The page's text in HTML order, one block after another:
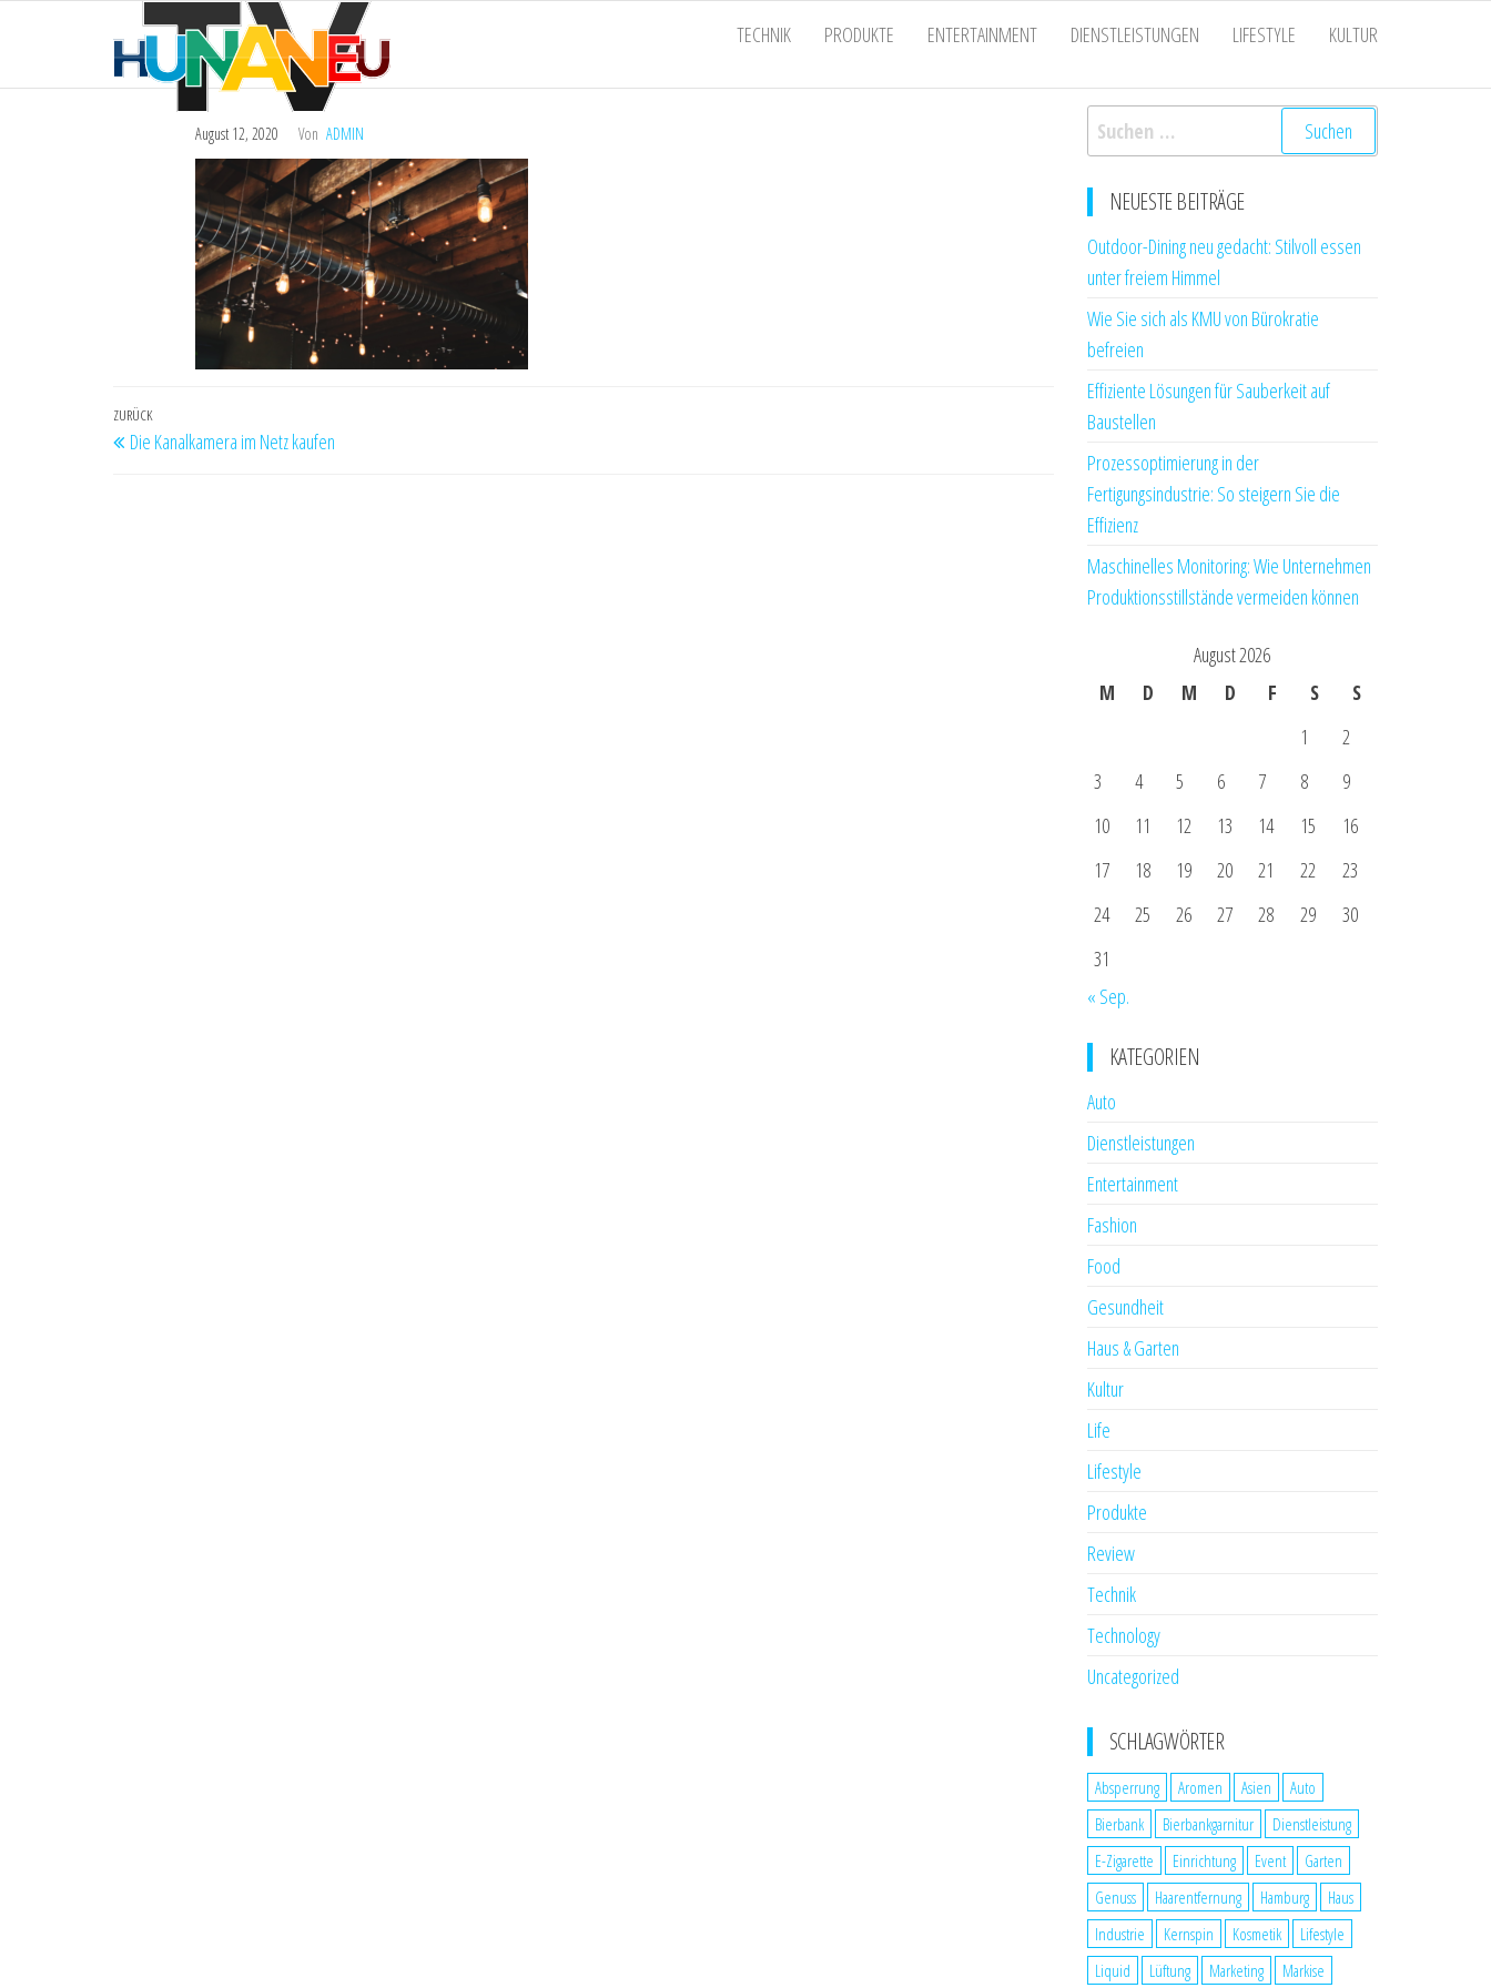
TECHNIK PRODUKTE ENTERTAINMENT DIENSTLEISTUNGEN LIFESTYLE KULTUR
August 12, 2020 Von ADMIN
Beitragsnavigation
Vorheriger
Beitrag
ZURÜCK
Die Kanalkamera im Netz kaufen
Suchen
nach:
NEUESTE BEITRÄGE
Outdoor-Dining neu gedacht: Stilvoll essen
unter freiem Himmel
Wie Sie sich als KMU von Bürokratie
befreien
Effiziente Lösungen für Sauberkeit auf
Baustellen
Prozessoptimierung in der
Fertigungsindustrie: So steigern Sie die
Effizienz
Maschinelles Monitoring: Wie Unternehmen
Produktionsstillstände vermeiden können
August 2026
M
D M D F S
S
1
2
3
4 5 6 7 8
9
10
11 12 13 14 15
16
17
18 19 20 21 22
23
24
25 26 27 28 29
30
31
« Sep.
KATEGORIEN
Auto
Dienstleistungen
Entertainment
Fashion
Food
Gesundheit
Haus & Garten
Kultur
Life
Lifestyle
Produkte
Review
Technik
Technology
Uncategorized
SCHLAGWÖRTER
Absperrung Aromen Asien
Auto
Bierbank
Bierbankgarnitur
Dienstleistung
E-Zigarette
Einrichtung Event
Garten
Genuss
Haarentfernung Hamburg
Haus
Industrie
Kernspin Kosmetik
Lifestyle
Liquid
Lüftung Marketing Markise